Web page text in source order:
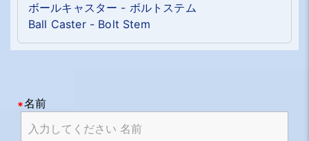
ボールキャスター - ボルトステム
Ball Caster - Bolt Stem
名前